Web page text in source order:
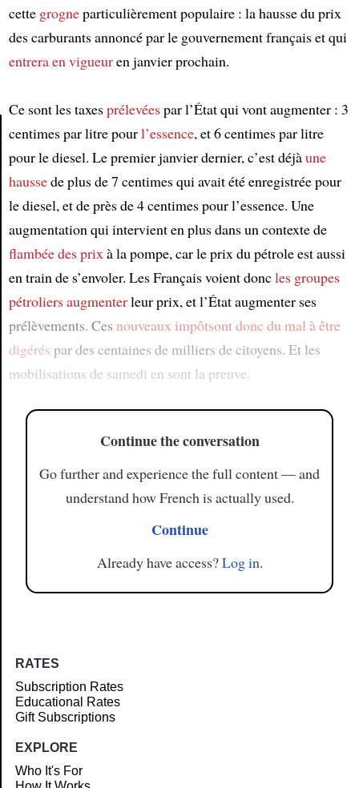
Article
cette grogneparticulièrement populaire : la hausse du prix
des carburants annoncé par le gouvernement français et qui
entrera en vigueuren janvier prochain.
Ce sont les taxesprélevéespar l’État qui vont augmenter : 3
centimes par litre pourl’essence, et 6 centimes par litre
pour le diesel. Le premier janvier dernier, c’est déjàune
haussede plus de 7 centimes qui avait été enregistrée pour
le diesel, et de près de 4 centimes pour l’essence. Une
augmentation qui intervient en plus dans un contexte de
flambée des prixà la pompe, car le prix du pétrole est aussi
en train de s’envoler. Les Français voient doncles groupes
pétroliersaugmenterleur prix, et l’État augmenter ses
prélèvements. Ces nouveaux impôtsont donc du mal à être
digérés par des centaines de milliers de citoyens. Et les
mobilisations de samedi en sont la preuve.
Continue the conversation
Go further and experience the full content — and
understand how French is actually used.
Continue
Already have access?Log in.
RATES
Subscription Rates
Educational Rates
Gift Subscriptions
EXPLORE
Who It's For